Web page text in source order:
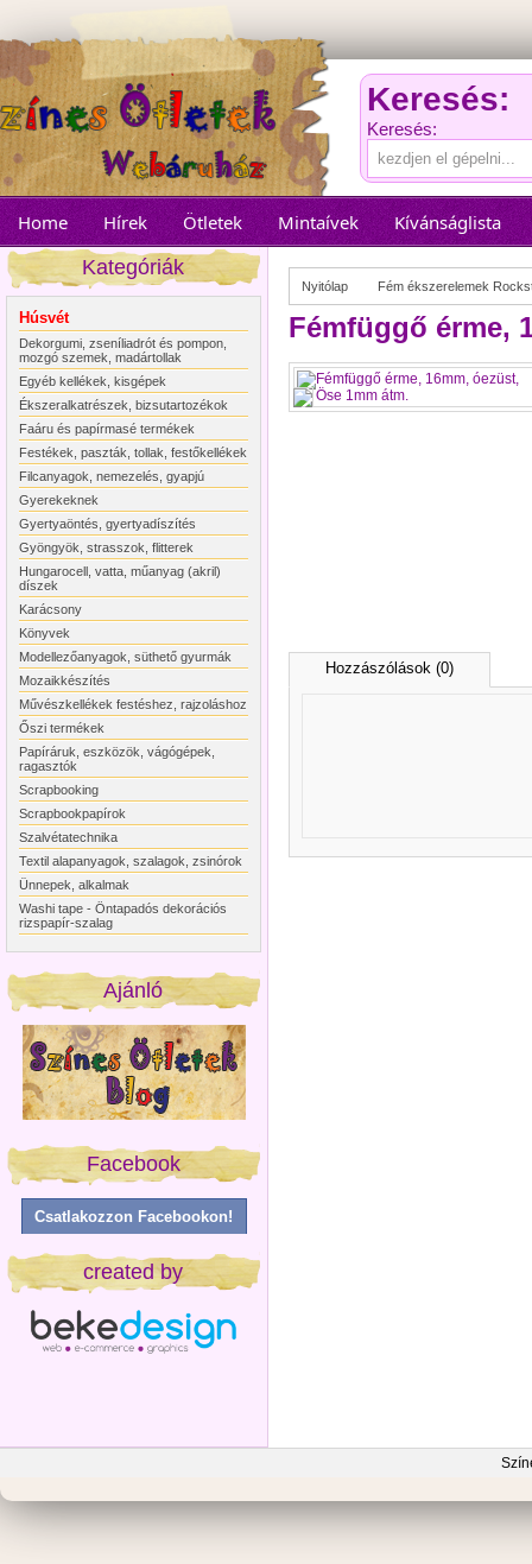
Keresés:
Keresés:
Home Hírek Ötletek Mintaívek
Kívánságlista
Kategóriák
Húsvét
Dekorgumi, zseníliadrót és pompon,
mozgó szemek, madártollak
Egyéb kellékek, kisgépek
Ékszeralkatrészek, bizsutartozékok
Faáru és papírmasé termékek
Festékek, paszták, tollak, festőkellékek
Filcanyagok, nemezelés, gyapjú
Gyerekeknek
Gyertyaöntés, gyertyadíszítés
Gyöngyök, strasszok, flitterek
Hungarocell, vatta, műanyag (akril)
díszek
Karácsony
Könyvek
Modellezőanyagok, süthető gyurmák
Mozaikkészítés
Művészkellékek festéshez, rajzoláshoz
Őszi termékek
Papíráruk, eszközök, vágógépek,
ragasztók
Scrapbooking
Scrapbookpapírok
Szalvétatechnika
Textil alapanyagok, szalagok, zsinórok
Ünnepek, alkalmak
Washi tape - Öntapadós dekorációs
rizspapír-szalag
Ajánló
Facebook
Csatlakozzon Facebookon!
created by
Nyitólap Fém ékszerelemek
Fémfüggő érme,
Hozzászólások (0)